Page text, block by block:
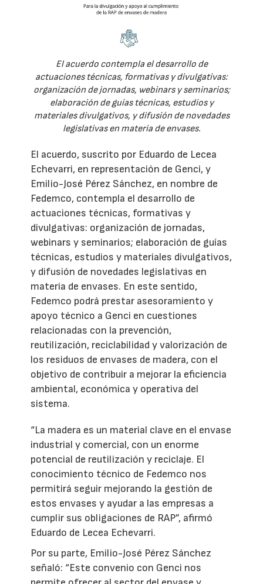
El acuerdo contempla el desarrollo de
actuaciones técnicas, formativas y divulgativas:
organización de jornadas, webinars y seminarios;
elaboración de guías técnicas, estudios y
materiales divulgativos, y difusión de novedades
legislativas en materia de envases.
El acuerdo, suscrito por Eduardo de Lecea
Echevarri, en representación de Genci, y
Emilio-José Pérez Sánchez, en nombre de
Fedemco, contempla el desarrollo de
actuaciones técnicas, formativas y
divulgativas: organización de jornadas,
webinars y seminarios; elaboración de guías
técnicas, estudios y materiales divulgativos,
y difusión de novedades legislativas en
materia de envases. En este sentido,
Fedemco podrá prestar asesoramiento y
apoyo técnico a Genci en cuestiones
relacionadas con la prevención,
reutilización, reciclabilidad y valorización de
los residuos de envases de madera, con el
objetivo de contribuir a mejorar la eficiencia
ambiental, económica y operativa del
sistema.
“La madera es un material clave en el envase
industrial y comercial, con un enorme
potencial de reutilización y reciclaje. El
conocimiento técnico de Fedemco nos
permitirá seguir mejorando la gestión de
estos envases y ayudar a las empresas a
cumplir sus obligaciones de RAP”, afirmó
Eduardo de Lecea Echevarri.
Por su parte, Emilio-José Pérez Sánchez
señaló: “Este convenio con Genci nos